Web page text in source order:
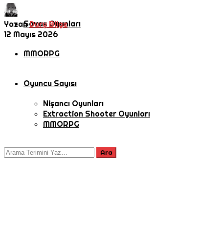
Savaş Oyunları
MMORPG
Oyuncu Sayısı
Nişancı Oyunları
Extraction Shooter Oyunları
MMORPG
YazanDuru Bilge
12 Mayıs 2026